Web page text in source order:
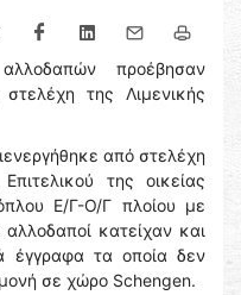
προέβησαν
της Λιμενικής
από στελέχη
της οικείας
Ε/Γ-Ο/Γ πλοίου με
κατείχαν και
έγγραφα τα οποία δεν
σε χώρο Schengen.